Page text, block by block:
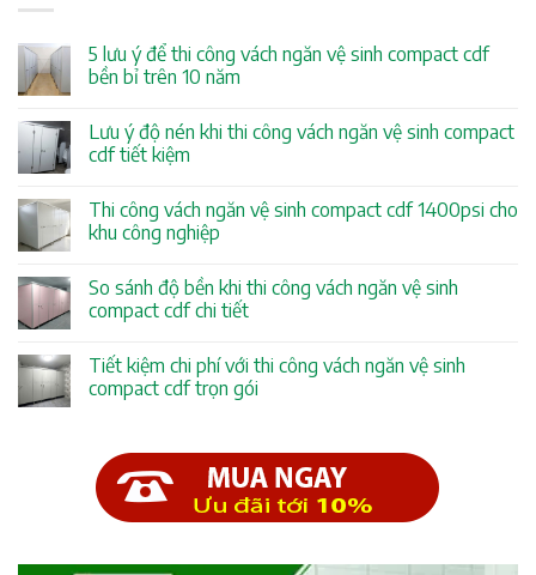
5 lưu ý để thi công vách ngăn vệ sinh compact cdf
bền bỉ trên 10 năm
Lưu ý độ nén khi thi công vách ngăn vệ sinh compact
cdf tiết kiệm
Thi công vách ngăn vệ sinh compact cdf 1400psi cho
khu công nghiệp
So sánh độ bền khi thi công vách ngăn vệ sinh
compact cdf chi tiết
Tiết kiệm chi phí với thi công vách ngăn vệ sinh
compact cdf trọn gói